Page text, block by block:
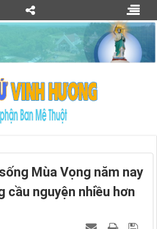
Mùa Vọng năm nay
cầu nguyện nhiều hơn